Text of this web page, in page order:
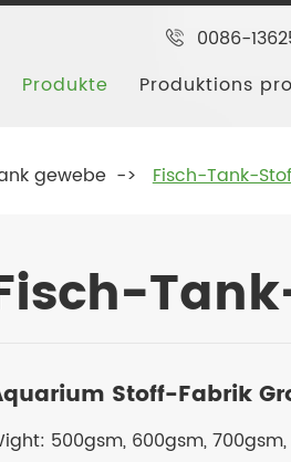
0086-
Produkte
Produktions
gewebe Fisch-Tank-
Stoff-Fabrik
500gsm, 600gsm,